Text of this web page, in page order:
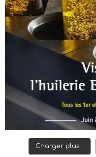
Charger plus…